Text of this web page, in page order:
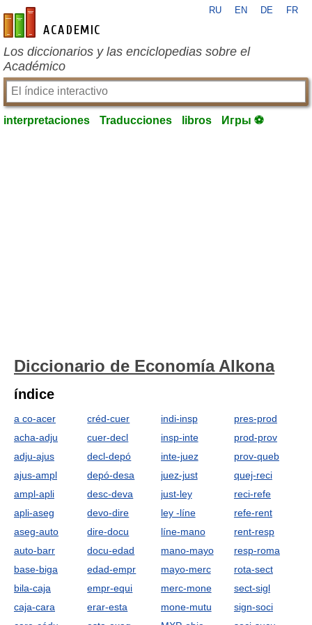
es-academic.com
RU EN DE FR
Los diccionarios y las enciclopedias sobre el
Académico
interpretaciones Traducciones libros Игры ⚽
Diccionario de Economía Alkona
índice
a co-acer
acha-adju
adju-ajus
ajus-ampl
ampl-apli
apli-aseg
aseg-auto
auto-barr
base-biga
bila-caja
caja-cara
créd-cuer
cuer-decl
decl-depó
depó-desa
desc-deva
devo-dire
dire-docu
docu-edad
edad-empr
empr-equi
erar-esta
indi-insp
insp-inte
inte-juez
juez-just
just-ley
ley -líne
líne-mano
mano-mayo
mayo-merc
merc-mone
mone-mutu
pres-prod
prod-prov
prov-queb
quej-reci
reci-refe
refe-rent
rent-resp
resp-roma
rota-sect
sect-sigl
sign-soci